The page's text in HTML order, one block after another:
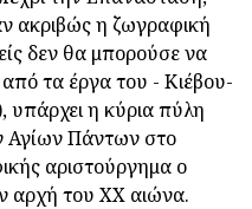
ακριβώς η ζωγραφική
δεν θα μπορούσε να
τα έργα του - Κιέβου-
η κύρια πύλη
Αγίων Πάντων στο
αριστούργημα ο
αρχή του ΧΧ αιώνα.